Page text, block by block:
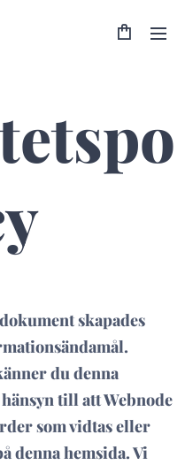
skapades
du denna
till att Webnode
som vidtas eller
denna hemsida. Vi